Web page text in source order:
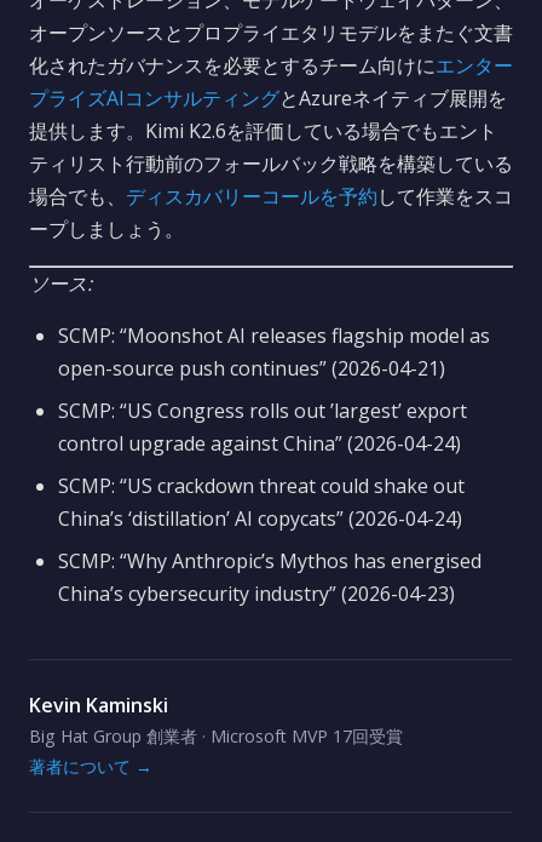
オープンソースとプロプライエタリモデルをまたぐ文書
化されたガバナンスを必要とするチーム向けにエンター
プライズAIコンサルティングとAzureネイティブ展開を
提供します。Kimi K2.6を評価している場合でもエント
ティリスト行動前のフォールバック戦略を構築している
場合でも、 ディスカバリーコールを予約して作業をスコ
ープしましょう。
ソース:
SCMP: “Moonshot AI releases flagship model as
open-source push continues” (2026-04-21)
SCMP: “US Congress rolls out ’largest’ export
control upgrade against China” (2026-04-24)
SCMP: “US crackdown threat could shake out
China’s ‘distillation’ AI copycats” (2026-04-24)
SCMP: “Why Anthropic’s Mythos has energised
China’s cybersecurity industry” (2026-04-23)
Kevin Kaminski
Big Hat Group 創業者 · Microsoft MVP 17回受賞
著者について →